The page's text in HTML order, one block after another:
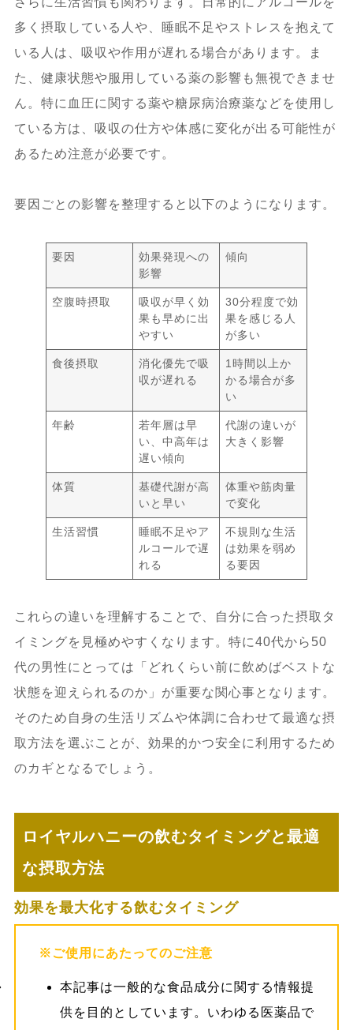
多く摂取している人や、睡眠不足やストレスを抱えて
いる人は、吸収や作用が遅れる場合があります。ま
た、健康状態や服用している薬の影響も無視できませ
ん。特に血圧に関する薬や糖尿病治療薬などを使用し
ている方は、吸収の仕方や体感に変化が出る可能性が
あるため注意が必要です。
要因ごとの影響を整理すると以下のようになります。
要因
効果発現への
影響
傾向
空腹時摂取
吸収が早く効
果も早めに出
やすい
30分程度で効
果を感じる人
が多い
食後摂取
消化優先で吸
収が遅れる
1時間以上か
かる場合が多
い
年齢
若年層は早
い、中高年は
遅い傾向
代謝の違いが
大きく影響
体質
基礎代謝が高
いと早い
体重や筋肉量
で変化
生活習慣
睡眠不足やア
ルコールで遅
れる
不規則な生活
は効果を弱め
る要因
これらの違いを理解することで、自分に合った摂取タ
イミングを見極めやすくなります。特に40代から50
代の男性にとっては「どれくらい前に飲めばベストな
状態を迎えられるのか」が重要な関心事となります。
そのため自身の生活リズムや体調に合わせて最適な摂
取方法を選ぶことが、効果的かつ安全に利用するため
のカギとなるでしょう。
ロイヤルハニーの飲むタイミングと最適
な摂取方法
効果を最大化する飲むタイミング
※ご使用にあたってのご注意
本記事は一般的な食品成分に関する情報提
供を目的としています。いわゆる医薬品で